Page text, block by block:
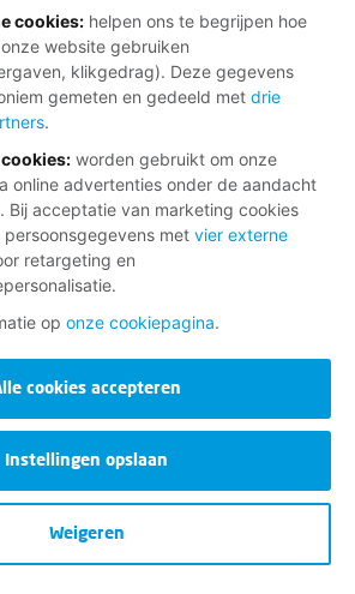
cookies: helpen ons te begrijpen hoe
website gebruiken
klikgedrag). Deze gegevens
gemeten en gedeeld met drie
.
: worden gebruikt om onze
online advertenties onder de aandacht
Bij acceptatie van marketing cookies
persoonsgegevens met vier externe
retargeting en
op onze cookiepagina.
cookies accepteren
Instellingen opslaan
Weigeren